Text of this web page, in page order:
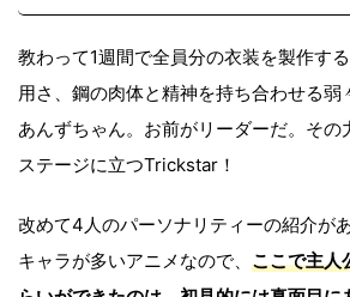
教わって1週間で全員分の衣装を製作す
用さ、鋼の肉体と精神を持ち合わせる弱
あんずちゃん。お前がリーダーだ。その
ステージに立つTrickstar！
改めて4人のパーソナリティーの紹介が
キャラが多いアニメなので、 ここで主人